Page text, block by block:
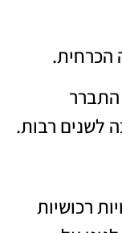
הכרחית.
התברר
לשנים רבות.
רכושיות